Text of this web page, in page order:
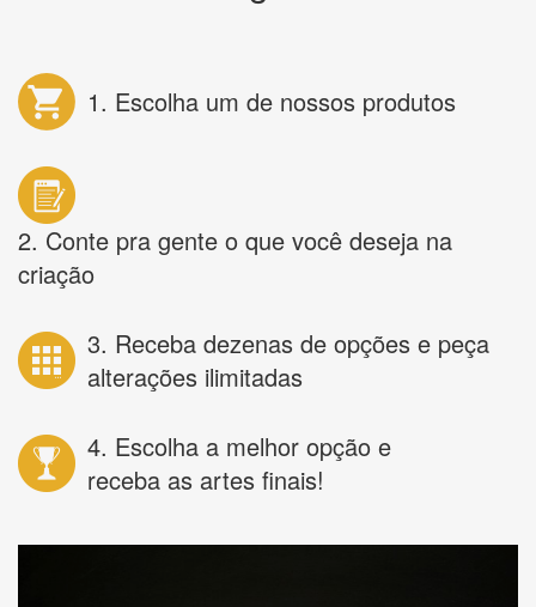
1. Escolha um de nossos produtos
2. Conte pra gente o que você deseja na
criação
3. Receba dezenas de opções e peça
alterações ilimitadas
4. Escolha a melhor opção e
receba as artes finais!